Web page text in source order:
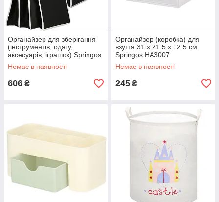
Органайзер для зберігання
(інструментів, одягу,
аксесуарів, іграшок) Springos
HA3113
Немає в наявності
606 ₴
Органайзер (коробка) для
взуття 31 x 21.5 x 12.5 см
Springos HA3007
Немає в наявності
245 ₴